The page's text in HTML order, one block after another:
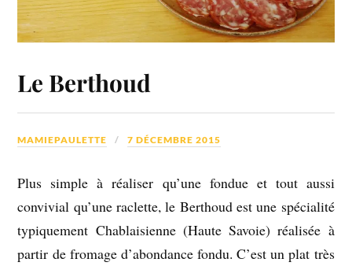
Le Berthoud
MAMIEPAULETTE 7 DÉCEMBRE 2015
Plus simple à réaliser qu’une fondue et tout aussi
convivial qu’une raclette, le Berthoud est une spécialité
typiquement Chablaisienne (Haute Savoie) réalisée à
partir de fromage d’abondance fondu. C’est un plat très